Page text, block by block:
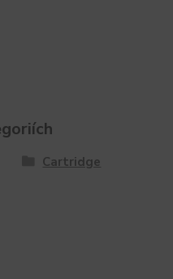
Cartridge